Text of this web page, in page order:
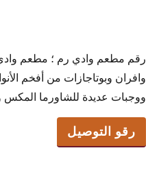
رقو التوصيل
وادي رم السالمية
رقم الواتساب
الطلب أون لاين
عنوان مطعم وادي رم
رقم مطعم وادي رم ؛ مطعم
وافران وبوتاجازات من أفخم
ووجبات عديدة للشاورما
رقو التوصيل